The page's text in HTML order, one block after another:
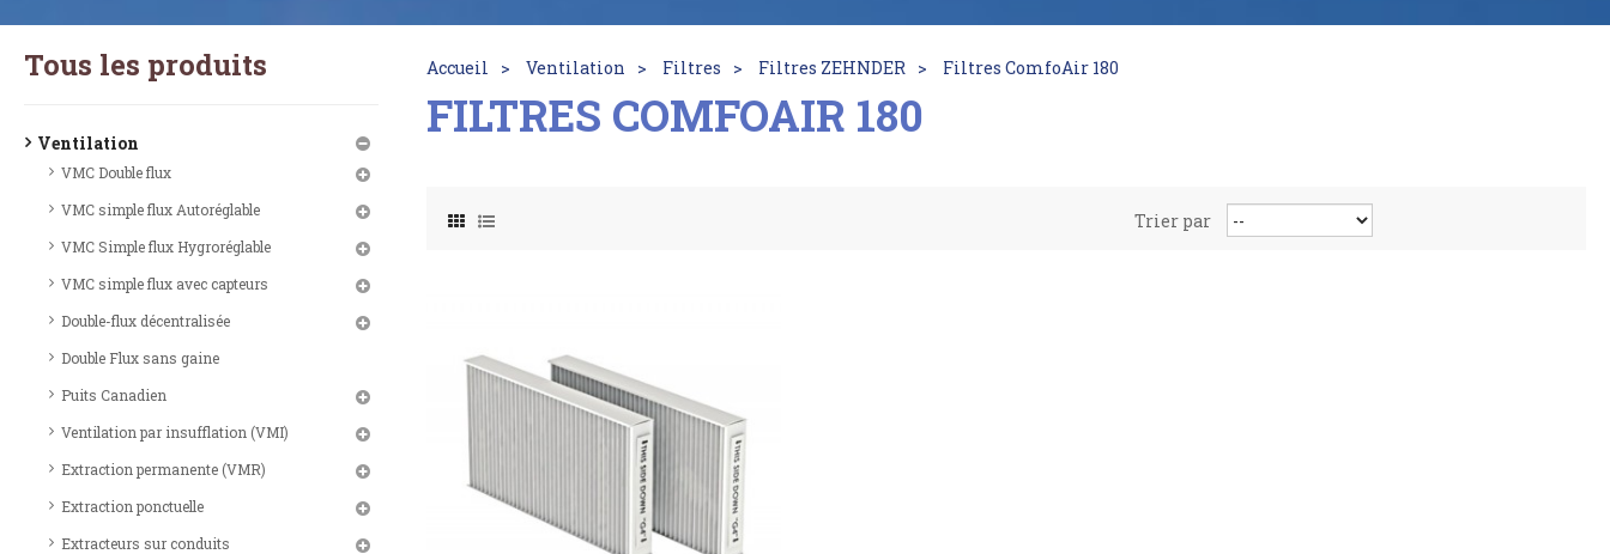
Tous les produits
Ventilation
VMC Double flux
VMC simple flux Autoréglable
VMC Simple flux Hygroréglable
VMC simple flux avec capteurs
Double-flux décentralisée
Double Flux sans gaine
Puits Canadien
Ventilation par insufflation (VMI)
Extraction permanente (VMR)
Extraction ponctuelle
Extracteurs sur conduits
Accueil Ventilation Filtres Filtres ZEHNDER Filtres ComfoAir 180
FILTRES COMFOAIR 180
Trier par